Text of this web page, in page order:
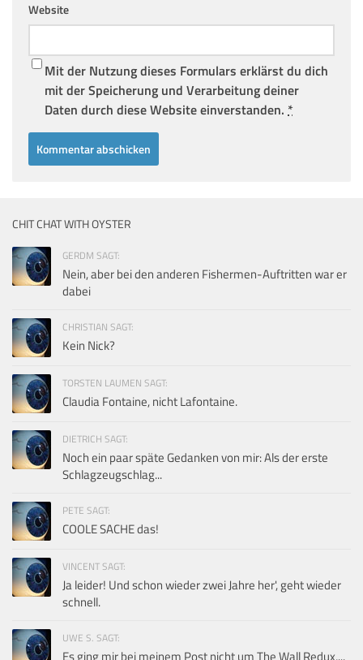
Website
Mit der Nutzung dieses Formulars erklärst du dich
mit der Speicherung und Verarbeitung deiner
Daten durch diese Website einverstanden. *
CHIT CHAT WITH OYSTER
GERDM SAGT:
Nein, aber bei den anderen Fishermen-Auftritten war er
dabei
CHRISTIAN SAGT:
Kein Nick?
TORSTEN LAUMEN SAGT:
Claudia Fontaine, nicht Lafontaine.
DIETRICH SAGT:
Noch ein paar späte Gedanken von mir: Als der erste
Schlagzeugschlag...
PETE SAGT:
COOLE SACHE das!
VINCENT SAGT:
Ja leider! Und schon wieder zwei Jahre her', geht wieder
schnell.
UWE S. SAGT: